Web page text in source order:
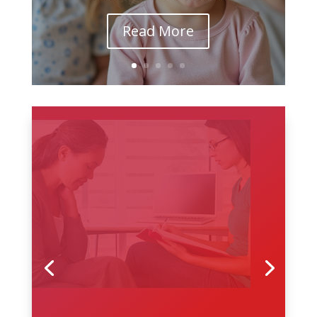
Read More